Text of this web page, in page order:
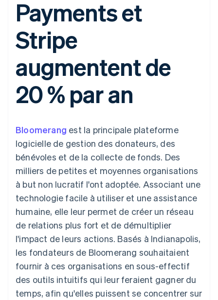
Moyens de
paiement
Accès à plus
de 125
Terminal
Paiements en
personne
Authorization
Boost
Acceptation
optimisée
accélérés
Connections
Comptes
associés
Comptabilité
automatisée
Synchronisation
des données
Product roadmap
Découvrez les prochaines évolutions
Radar
Prévention de la fraude
Atlas
Constitution de start-up
Élimination du carbone
l’application
Marketplaces
Gestion financière
SaaS
Entreprises d'IA
Économie des
Jeux
Hôtellerie, voyages et
loisirs
Assurance
Médias et
divertissements
Organisations à but
non lucratif
Services aux
entreprises
Secteur public
Commerce en ligne
Partenaires
Stripe App Marketplace
Gérer des
abonnements
Proposer une
Émettre des cartes
bancaires adossées à
des stablecoins
Fournir et gérer des
services avec des
Ressources
Intégrations
d'applications
Exemples de code
Blog des développeurs
État de l'API
Entreprise
Sessions : conférence
annuelle
Carrières
Communiqués de
presse
Contacter notre équipe
Devenir partenaire
Payments et
Stripe
augmentent de
20 % par an
Bloomerang est la principale plateforme
logicielle de gestion des donateurs, des
bénévoles et de la collecte de fonds. Des
milliers de petites et moyennes organisations
à but non lucratif l'ont adoptée. Associant une
technologie facile à utiliser et une assistance
humaine, elle leur permet de créer un réseau
de relations plus fort et de démultiplier
l'impact de leurs actions. Basés à Indianapolis,
les fondateurs de Bloomerang souhaitaient
fournir à ces organisations en sous-effectif
des outils intuitifs qui leur feraient gagner du
temps, afin qu'elles puissent se concentrer sur